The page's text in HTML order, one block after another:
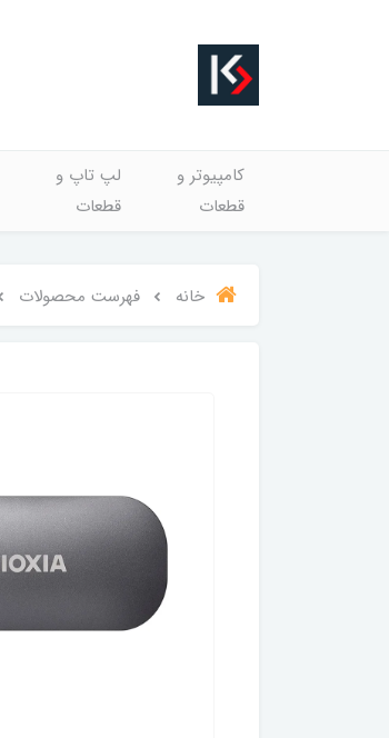
کامپیوتر و
قطعات
لپ تاپ و
قطعات
خانه فهرست محصولات